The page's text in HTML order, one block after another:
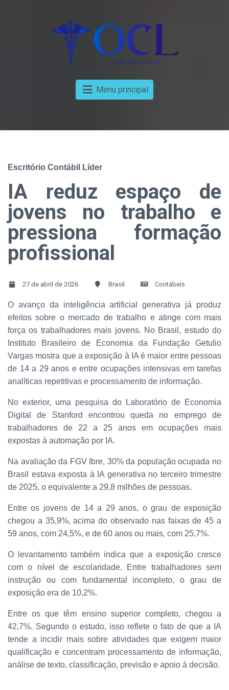
Menu principal
Escritório Contábil Líder
IA reduz espaço de
jovens no trabalho e
pressiona formação
profissional
27 de abril de 2026 Brasil Contábeis
O avanço da inteligência artificial generativa já produz
efeitos sobre o mercado de trabalho e atinge com mais
força os trabalhadores mais jovens. No Brasil, estudo do
Instituto Brasileiro de Economia da Fundação Getulio
Vargas mostra que a exposição à IA é maior entre pessoas
de 14 a 29 anos e entre ocupações intensivas em tarefas
analíticas repetitivas e processamento de informação.
No exterior, uma pesquisa do Laboratório de Economia
Digital de Stanford encontrou queda no emprego de
trabalhadores de 22 a 25 anos em ocupações mais
expostas à automação por IA.
Na avaliação da FGV Ibre, 30% da população ocupada no
Brasil estava exposta à IA generativa no terceiro trimestre
de 2025, o equivalente a 29,8 milhões de pessoas.
Entre os jovens de 14 a 29 anos, o grau de exposição
chegou a 35,9%, acima do observado nas faixas de 45 a
59 anos, com 24,5%, e de 60 anos ou mais, com 25,7%.
O levantamento também indica que a exposição cresce
com o nível de escolaridade. Entre trabalhadores sem
instrução ou com fundamental incompleto, o grau de
exposição era de 10,2%.
Entre os que têm ensino superior completo, chegou a
42,7%. Segundo o estudo, isso reflete o fato de que a IA
tende a incidir mais sobre atividades que exigem maior
qualificação e concentram processamento de informação,
análise de texto, classificação, previsão e apoio à decisão.